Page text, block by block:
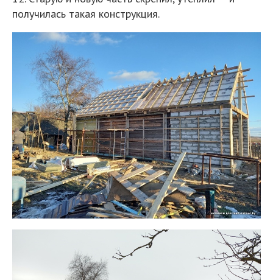
получилась такая конструкция.